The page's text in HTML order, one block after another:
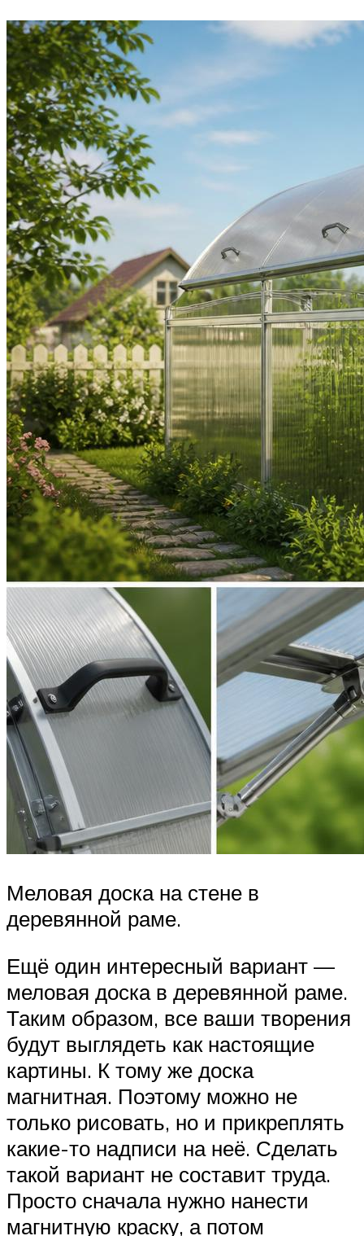
Меловая доска на стене в
деревянной раме.
Ещё один интересный вариант —
меловая доска в деревянной раме.
Таким образом, все ваши творения
будут выглядеть как настоящие
картины. К тому же доска
магнитная. Поэтому можно не
только рисовать, но и прикреплять
какие-то надписи на неё. Сделать
такой вариант не составит труда.
Просто сначала нужно нанести
магнитную краску, а потом